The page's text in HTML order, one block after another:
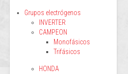
Grupos electrógenos
INVERTER
CAMPEON
Monofásicos
Trifásicos
HONDA